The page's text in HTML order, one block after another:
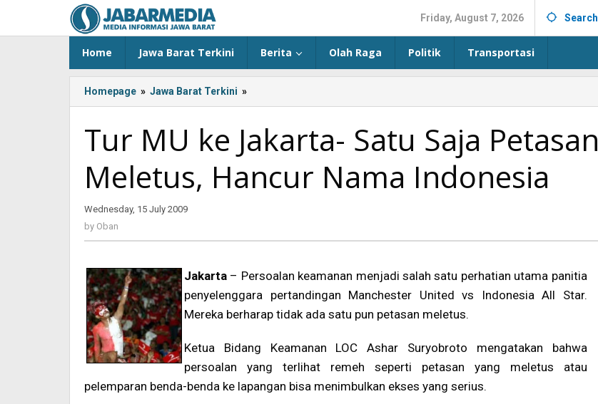
content
Friday, August 7, 2026 Search
Home Jawa Barat Terkini Berita Olah Raga Politik Transportasi
Homepage » Jawa Barat Terkini »
-:IN-
>Tur
MU
Jakarta-
Meletus,
-:-
-
Tur MU ke Jakarta- Satu Saja Petasan
Meletus, Hancur Nama Indonesia
Wednesday, 15 July 2009
by Oban
Jakarta – Persoalan keamanan menjadi salah satu perhatian utama panitia
penyelenggara pertandingan Manchester United vs Indonesia All Star.
Mereka berharap tidak ada satu pun petasan meletus.
Ketua Bidang Keamanan LOC Ashar Suryobroto mengatakan bahwa
persoalan yang terlihat remeh seperti petasan yang meletus atau
pelemparan benda-benda ke lapangan bisa menimbulkan ekses yang serius.